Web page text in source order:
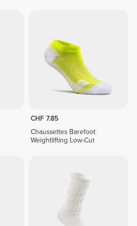
CHF 7.85
Chaussettes Barefoot
Weightlifting Low-Cut